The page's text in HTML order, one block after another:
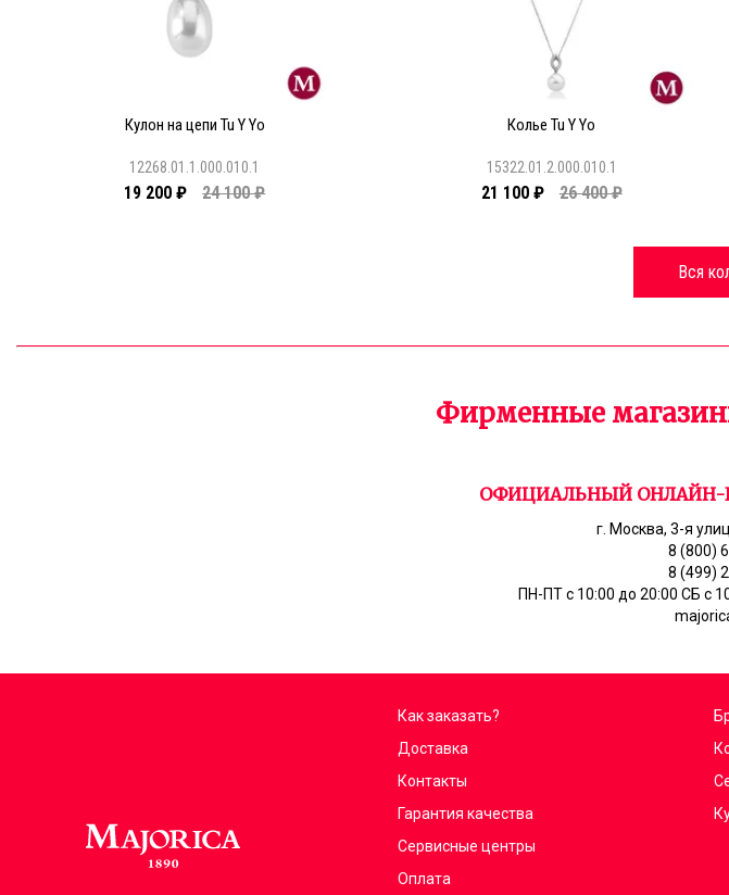
Кулон на цепи Tu Y Yo
12268.01.1.000.010.1
19 200 ₽ 24 100 ₽
Колье Tu Y Yo
15322.01.2.000.010.1
21 100 ₽ 26 400 ₽
Вся
Фирменные
ОФИЦИАЛЬНЫЙ ОНЛАЙН-
г. Москва, 3-я
8 (800)
8 (499)
ПН-ПТ с 10:00 до 20:00 СБ с
Как заказать?
Доставка
Контакты
Гарантия качества
Сервисные центры
Оплата